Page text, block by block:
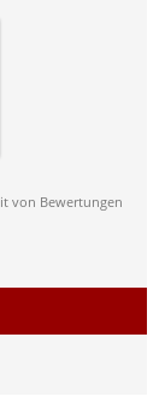
von Bewertungen